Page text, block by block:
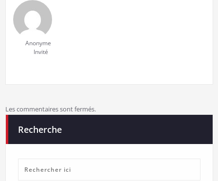
Anonyme
Invité
Les commentaires sont fermés.
Recherche